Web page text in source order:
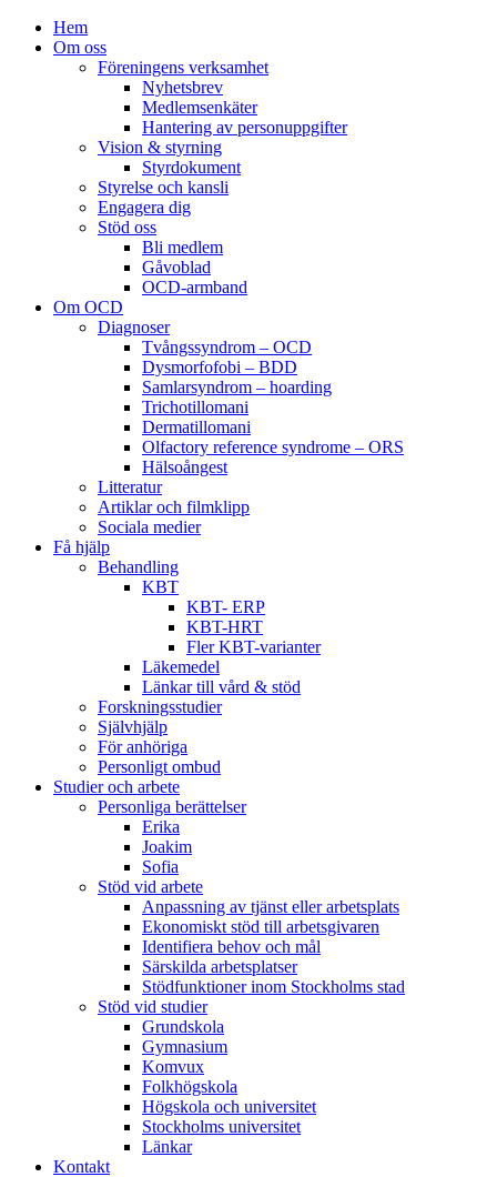
Hem
Om oss
Föreningens verksamhet
Nyhetsbrev
Medlemsenkäter
Hantering av personuppgifter
Vision & styrning
Styrdokument
Styrelse och kansli
Engagera dig
Stöd oss
Bli medlem
Gåvoblad
OCD-armband
Om OCD
Diagnoser
Tvångssyndrom – OCD
Dysmorfofobi – BDD
Samlarsyndrom – hoarding
Trichotillomani
Dermatillomani
Olfactory reference syndrome – ORS
Hälsoångest
Litteratur
Artiklar och filmklipp
Sociala medier
Få hjälp
Behandling
KBT
KBT- ERP
KBT-HRT
Fler KBT-varianter
Läkemedel
Länkar till vård & stöd
Forskningsstudier
Självhjälp
För anhöriga
Personligt ombud
Studier och arbete
Personliga berättelser
Erika
Joakim
Sofia
Stöd vid arbete
Anpassning av tjänst eller arbetsplats
Ekonomiskt stöd till arbetsgivaren
Identifiera behov och mål
Särskilda arbetsplatser
Stödfunktioner inom Stockholms stad
Stöd vid studier
Grundskola
Gymnasium
Komvux
Folkhögskola
Högskola och universitet
Stockholms universitet
Länkar
Kontakt